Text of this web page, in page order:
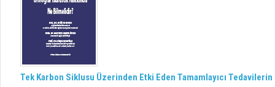
Tek Karbon Siklusu Üzerinden Etki Eden Tamamlayıcı